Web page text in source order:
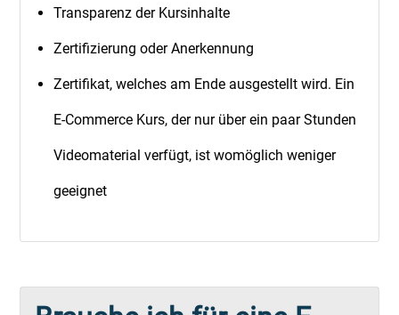
Transparenz der Kursinhalte
Zertifizierung oder Anerkennung
Zertifikat, welches am Ende ausgestellt wird. Ein
E-Commerce Kurs, der nur über ein paar Stunden
Videomaterial verfügt, ist womöglich weniger
geeignet